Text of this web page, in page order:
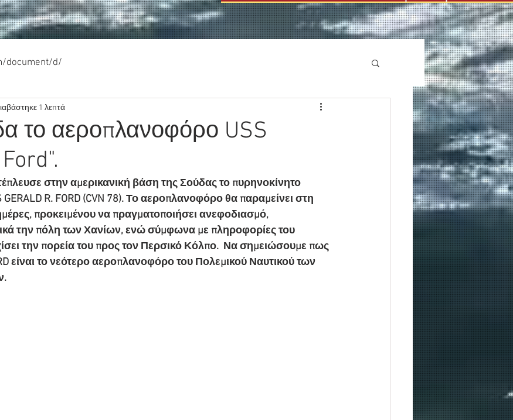
document/d/
το αεροπλανοφόρο USS
1 λεπτά
στην αμερικανική βάση της Σούδας το πυρηνοκίνητο
R. FORD (CVN 78). Το αεροπλανοφόρο θα παραμείνει στη
προκειμένου να πραγματοποιήσει ανεφοδιασμό,
την πόλη των Χανίων, ενώ σύμφωνα με πληροφορίες του
την πορεία του προς τον Περσικό Κόλπο.  Να σημειώσουμε πως
είναι το νεότερο αεροπλανοφόρο του Πολεμικού Ναυτικού των